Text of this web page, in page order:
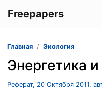
Freepapers
Главная Экология
Энергетика
Реферат, 20 Октября 2011,